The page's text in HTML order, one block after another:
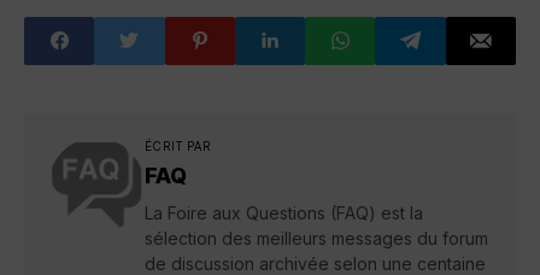
ÉCRIT PAR
FAQ
La Foire aux Questions (FAQ) est la
sélection des meilleurs messages du forum
de discussion archivée selon une centaine